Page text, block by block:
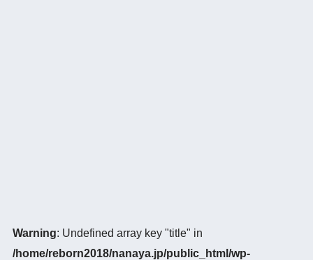
Warning: Undefined array key "title" in
/home/reborn2018/nanaya.jp/public_html/wp-